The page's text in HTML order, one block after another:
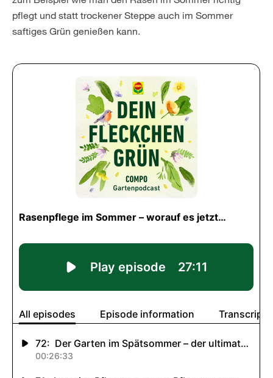
pflegt und statt trockener Steppe auch im Sommer
saftiges Grün genießen kann.